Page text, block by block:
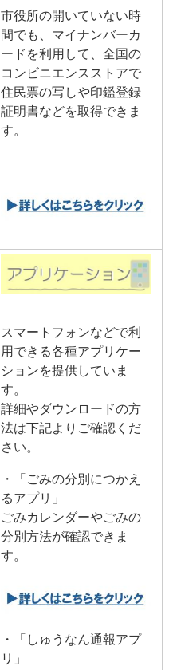
市役所の開いていない時
間でも、マイナンバーカ
ードを利用して、全国の
コンビニエンスストアで
住民票の写しや印鑑登録
証明書などを取得できま
す。
スマートフォンなどで利
用できる各種アプリケー
ションを提供していま
す。
詳細やダウンロードの方
法は下記よりご確認くだ
さい。
・「ごみの分別につかえ
るアプリ」
​ごみカレンダーやごみの
分別方法が確認できま
す。
・「しゅうなん通報アプ
リ」